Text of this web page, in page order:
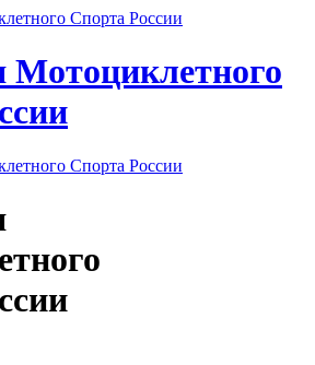
Мотоциклетного